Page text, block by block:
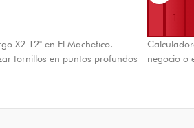
X2 12" en El Machetico.
tornillos en puntos profundos
negocio o